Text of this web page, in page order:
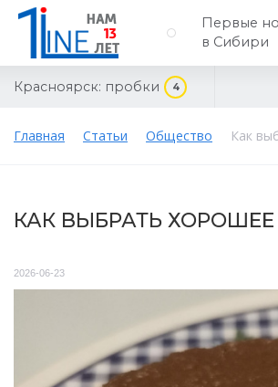
Первые
в Сибири
Красноярск: пробки 4
Главная Статьи Общество Как
КАК ВЫБРАТЬ
2026-06-23